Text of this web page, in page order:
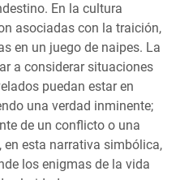
En la cultura
asociadas con la traición,
en un juego de naipes. La
a considerar situaciones
puedan estar en
una verdad inminente;
de un conflicto o una
en esta narrativa simbólica,
los enigmas de la vida